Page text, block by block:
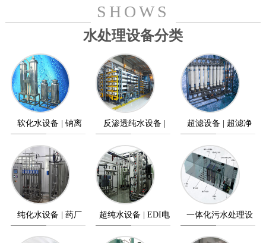
SHOWS
水处理设备分类
软化水设备 | 钠离
子交换器
反渗透纯水设备 |
纯水设备
超滤设备 | 超滤净
水设备
纯化水设备 | 药厂
纯水设备
超纯水设备 | EDI电
除盐设备
一体化污水处理设
备 | 污水处理设备